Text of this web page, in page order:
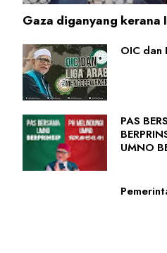
Gaza diganyang kerana
OIC dan
PAS
UMNO